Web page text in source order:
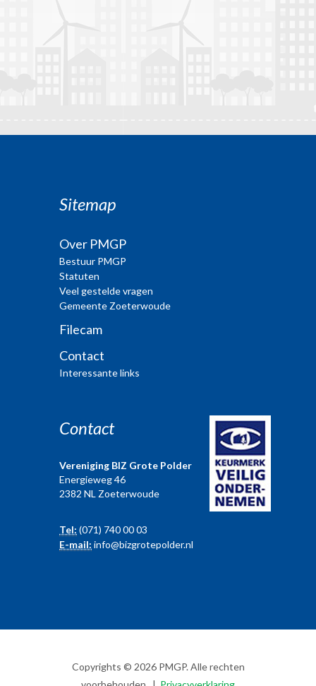
Sitemap
Over PMGP
Bestuur PMGP
Statuten
Veel gestelde vragen
Gemeente Zoeterwoude
Filecam
Contact
Interessante links
Contact
Vereniging BIZ Grote Polder
Energieweg 46
2382 NL Zoeterwoude
Tel: (071) 740 00 03
E-mail: info@bizgrotepolder.nl
Copyrights © 2026 PMGP. Alle rechten